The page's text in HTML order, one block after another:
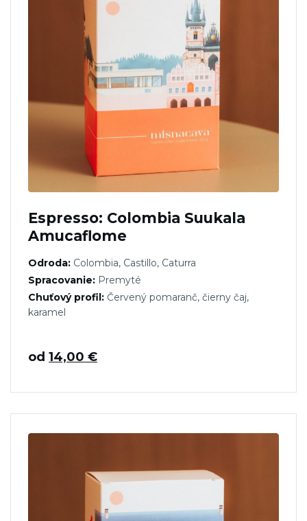
Espresso: Colombia Suukala
Amucaflome
Odroda: Colombia, Castillo, Caturra
Spracovanie: Premyté
Chuťový profil: Červený pomaranč, čierny čaj,
karamel
od 14,00 €